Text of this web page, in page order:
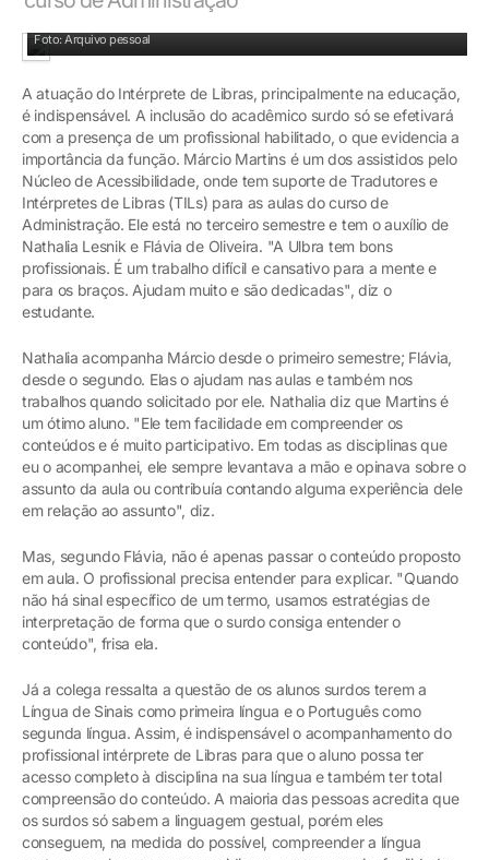
Foto: Arquivo pessoal
A atuação do Intérprete de Libras, principalmente na educação,
é indispensável. A inclusão do acadêmico surdo só se efetivará
com a presença de um profissional habilitado, o que evidencia a
importância da função. Márcio Martins é um dos assistidos pelo
Núcleo de Acessibilidade, onde tem suporte de Tradutores e
Intérpretes de Libras (TILs) para as aulas do curso de
Administração. Ele está no terceiro semestre e tem o auxílio de
Nathalia Lesnik e Flávia de Oliveira. "A Ulbra tem bons
profissionais. É um trabalho difícil e cansativo para a mente e
para os braços. Ajudam muito e são dedicadas", diz o
estudante.
Nathalia acompanha Márcio desde o primeiro semestre; Flávia,
desde o segundo. Elas o ajudam nas aulas e também nos
trabalhos quando solicitado por ele. Nathalia diz que Martins é
um ótimo aluno. "Ele tem facilidade em compreender os
conteúdos e é muito participativo. Em todas as disciplinas que
eu o acompanhei, ele sempre levantava a mão e opinava sobre o
assunto da aula ou contribuía contando alguma experiência dele
em relação ao assunto", diz.
Mas, segundo Flávia, não é apenas passar o conteúdo proposto
em aula. O profissional precisa entender para explicar. "Quando
não há sinal específico de um termo, usamos estratégias de
interpretação de forma que o surdo consiga entender o
conteúdo", frisa ela.
Já a colega ressalta a questão de os alunos surdos terem a
Língua de Sinais como primeira língua e o Português como
segunda língua. Assim, é indispensável o acompanhamento do
profissional intérprete de Libras para que o aluno possa ter
acesso completo à disciplina na sua língua e também ter total
compreensão do conteúdo. A maioria das pessoas acredita que
os surdos só sabem a linguagem gestual, porém eles
conseguem, na medida do possível, compreender a língua